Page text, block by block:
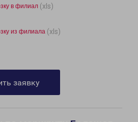
в филиал (xls)
из филиала (xls)
заявку